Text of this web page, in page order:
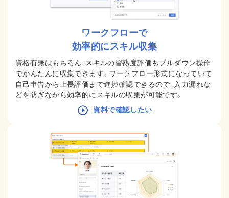
ワークフローで
効率的にスキル収集
資格有無はもちろん、スキルの習熟度評価もプルダウン操作
でかんたんに収集できます。ワークフロー形式になっていて
自己申告から上長評価まで進捗確認できるので、入力漏れな
どを防ぎながら効率的にスキルの収集が可能です。
資料で確認したい